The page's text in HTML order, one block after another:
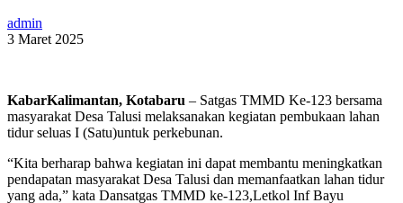
admin
3 Maret 2025
KabarKalimantan, Kotabaru – Satgas TMMD Ke-123 bersama
masyarakat Desa Talusi melaksanakan kegiatan pembukaan lahan
tidur seluas I (Satu)untuk perkebunan.
“Kita berharap bahwa kegiatan ini dapat membantu meningkatkan
pendapatan masyarakat Desa Talusi dan memanfaatkan lahan tidur
yang ada,” kata Dansatgas TMMD ke-123,Letkol Inf Bayu